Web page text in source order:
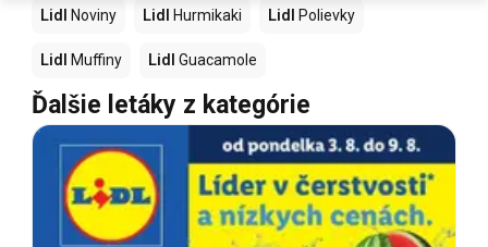
Lidl Noviny Lidl Hurmikaki Lidl Polievky
Lidl Muffiny Lidl Guacamole
Ďalšie letáky z kategórie